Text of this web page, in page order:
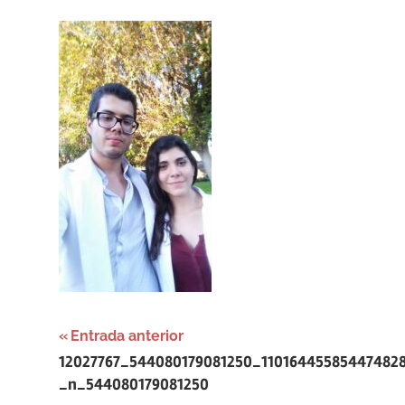
Navegación
de
Entrada anterior
_n_544080179081250